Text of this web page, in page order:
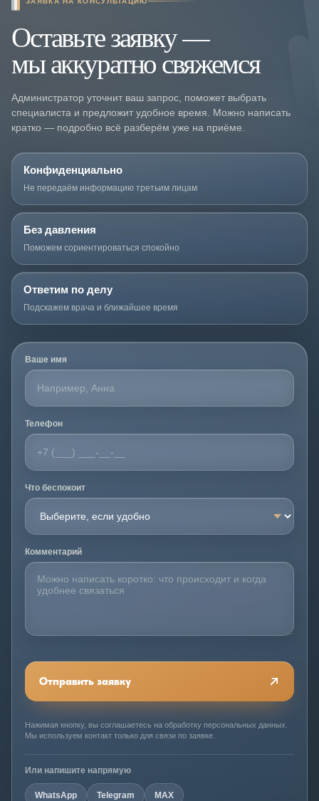
Оставьте заявку —
мы аккуратно свяжемся
Администратор уточнит ваш запрос, поможет выбрать
специалиста и предложит удобное время. Можно написать
кратко — подробно всё разберём уже на приёме.
Конфиденциально
Не передаём информацию третьим лицам
Без давления
Поможем сориентироваться спокойно
Ответим по делу
Подскажем врача и ближайшее время
Ваше имя
Телефон
Что беспокоит
Комментарий
Отправить заявку
Нажимая кнопку, вы соглашаетесь на обработку персональных данных.
Мы используем контакт только для связи по заявке.
Или напишите напрямую
WhatsApp Telegram MAX